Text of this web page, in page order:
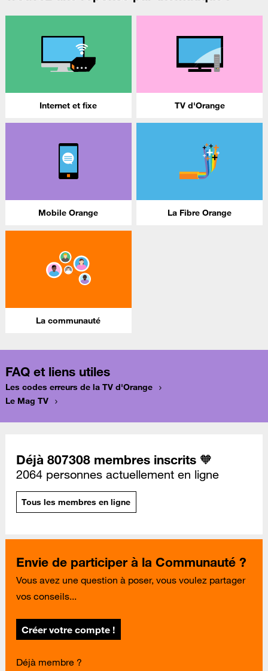
Internet et fixe TV d'Orange
Mobile Orange La Fibre Orange
La communauté
FAQ et liens utiles
Les codes erreurs de la TV d'Orange
Le Mag TV
Déjà 807308 membres inscrits 🧡
2064 personnes actuellement en ligne
Tous les membres en ligne
Envie de participer à la Communauté ?
Vous avez une question à poser, vous voulez partager
vos conseils...
Créer votre compte !
Déjà membre ?